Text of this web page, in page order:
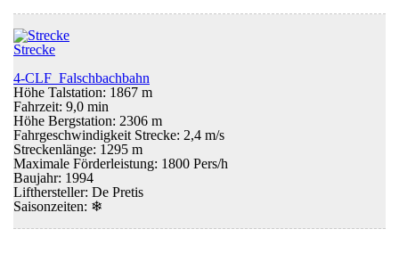
Strecke
4-CLF Falschbachbahn
Höhe Talstation: 1867 m
Fahrzeit: 9,0 min
Höhe Bergstation: 2306 m
Fahrgeschwindigkeit Strecke: 2,4 m/s
Streckenlänge: 1295 m
Maximale Förderleistung: 1800 Pers/h
Baujahr: 1994
Lifthersteller: De Pretis
Saisonzeiten: ❄